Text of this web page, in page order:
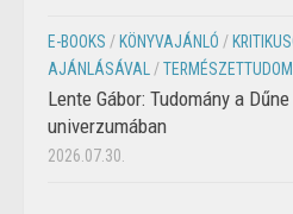
E-BOOKS / KÖNYVAJÁNLÓ /
AJÁNLÁSÁVAL
/
Lente Gábor: Tudomány a Dűne
univerzumában
2026.07.30.